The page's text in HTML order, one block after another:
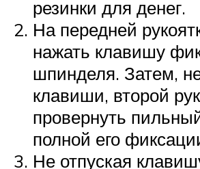
резинки для денег.
На передней
нажать клавишу
шпинделя. Затем,
клавиши, второй
провернуть
полной его
Не отпуская